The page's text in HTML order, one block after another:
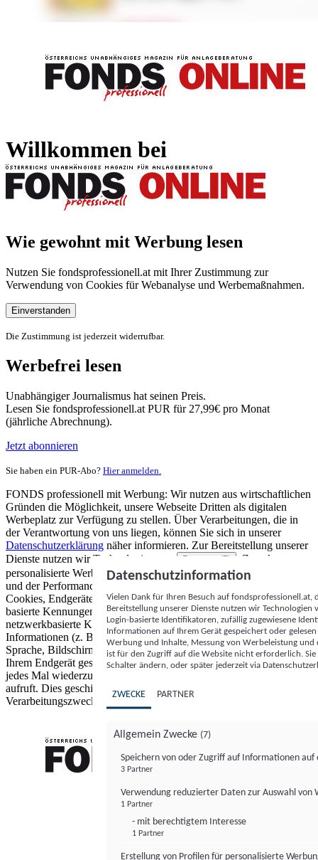
Willkommen bei
Wie gewohnt mit Werbung lesen
Nutzen Sie fondsprofessionell.at mit Ihrer Zustimmung zur
Verwendung von Cookies für Webanalyse und Werbemaßnahmen.
Einverstanden
Die Zustimmung ist jederzeit widerrufbar.
Werbefrei lesen
Unabhängiger Journalismus hat seinen Preis.
Lesen Sie fondsprofessionell.at PUR für 27,99€ pro Monat
(jährliche Abrechnung).
Jetzt abonnieren
Sie haben ein PUR-Abo? Hier anmelden.
FONDS professionell mit Werbung: Wir nutzen aus wirtschaftlichen
Gründen die Möglichkeit, unsere Webseite Dritten als digitalen
Werbeplatz zur Verfügung zu stellen. Über Verarbeitungen, die in
der Verantwortung von uns liegen, können Sie sich in unserer
Datenschutzerklärung näher informieren. Zur Bereitstellung unserer
Dienste nutzen wir Technologien von
Partnern (5)
. Zwecke:
personalisierte Werbung und Inhalte, Messung von Werbeleistung
und der Performance von Inhalten sowie Zielgruppenforschung.
Cookies, Endgeräte- oder ähnliche Online-Kennungen (z. B. login-
basierte Kennungen, zufällig generierte Kennungen,
netzwerkbasierte Kennungen) können zusammen mit anderen
Informationen (z. B. Browsertyp und Browserinformationen,
Sprache, Bildschirmgröße, unterstützte Technologien usw.) auf
Ihrem Endgerät gespeichert oder von dort ausgelesen werden, um es
jedes Mal wiederzuerkennen, wenn es eine App oder einer Webseite
aufruft. Dies geschieht für einen oder mehrere der hier aufgeführten
Verarbeitungszwecke.
Datenschutzinformation
Vielen Dank für Ihren Besuch auf
Bereitstellung unserer Dienste nutzen wir Technologien
Login-basierte Identifikatoren, zufällig zugewiesene
Informationen auf Ihrem Gerät gespeichert oder
Werbung und Inhalte, Messung von Werbeleistung
ist für den Zugriff auf die Website nicht erforderlich.
Schalter ändern, oder später jederzeit via
ZWECKE PARTNER
Allgemein Zwecke (7)
Speichern von oder Zugriff auf Informationen auf
3 Partner
Verwendung reduzierter Daten zur Auswahl von
1 Partner
- mit berechtigtem Interesse
1 Partner
Erstellung von Profilen für personalisierte
FONDS professionell